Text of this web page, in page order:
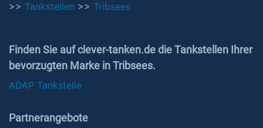
>> Tankstellen >> Tribsees
Finden Sie auf clever-tanken.de die Tankstellen Ihrer
bevorzugten Marke in Tribsees.
ADAP Tankstelle
Partnerangebote